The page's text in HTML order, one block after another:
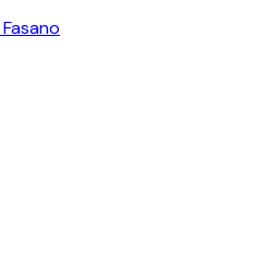
Fasano